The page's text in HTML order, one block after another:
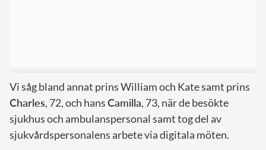
Vi såg bland annat prins William och Kate samt prins
Charles, 72, och hansCamilla, 73, när de besökte
sjukhus och ambulanspersonal samt tog del av
sjukvårdspersonalens arbete via digitala möten.